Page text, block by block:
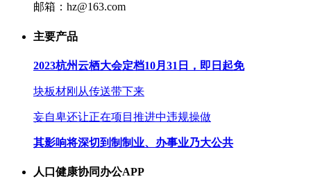
邮箱：hz@163.com
主要产品
2023杭州云栖大会定档10月31日，即日起免
块板材刚从传送带下来
妄自卑还让正在项目推进中违规操做
其影响将深切到制制业、办事业乃大公共
人口健康协同办公APP